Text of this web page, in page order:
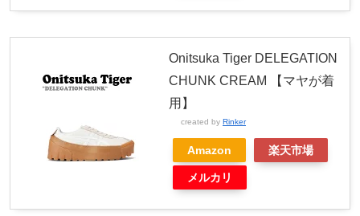
Onitsuka Tiger DELEGATION
CHUNK CREAM 【マヤが着
用】
created by Rinker
Amazon 楽天市場
メルカリ